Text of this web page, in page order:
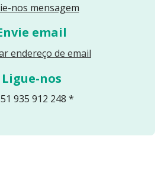
nos mensagem
email
endereço de email
Ligue-nos
935 912 248 *